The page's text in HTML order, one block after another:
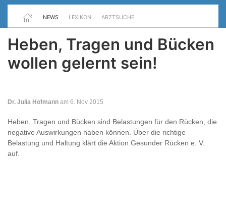
NEWS LEXIKON ARZTSUCHE
Heben, Tragen und Bücken
wollen gelernt sein!
Dr. Julia Hofmann am 6. Nov 2015
Heben, Tragen und Bücken sind Belastungen für den Rücken, die
negative Auswirkungen haben können. Über die richtige
Belastung und Haltung klärt die Aktion Gesunder Rücken e. V.
auf.